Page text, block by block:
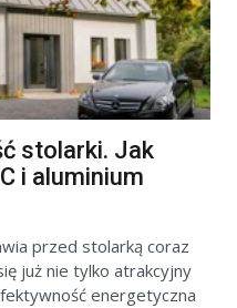
stolarki. Jak
i aluminium
przed stolarką coraz
już nie tylko atrakcyjny
energetyczna